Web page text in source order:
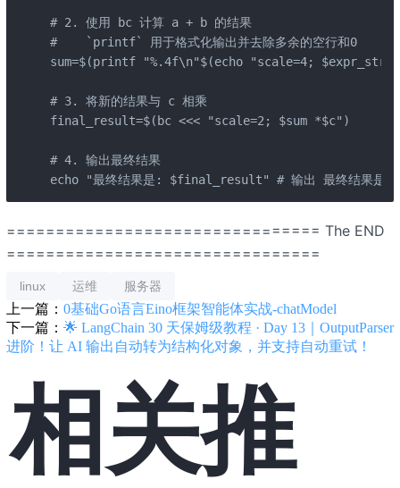
# 2. 使用 bc 计算 a + b 的结果
#    `printf` 用于格式化输出并去除多余的空行和0
sum=$(printf "%.4f\n"$(echo "scale=4;
# 3. 将新的结果与 c 相乘
final_result=$(bc <<< "scale=2; $sum *$c")
# 4. 输出最终结果
echo "最终结果是: $final_result" # 输出 最终结果是:
================================ The END
================================
linux 运维 服务器
上一篇： 0基础Go语言Eino框架智能体实战-chatModel
下一篇： 🌟 LangChain 30 天保姆级教程 · Day 13｜OutputParser
进阶！让 AI 输出自动转为结构化对象，并支持自动重试！
相关推